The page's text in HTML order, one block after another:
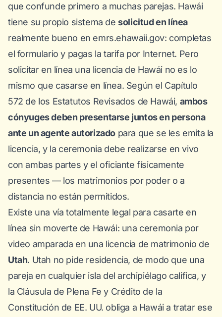
que confunde primero a muchas parejas. Hawái
tiene su propio sistema desolicitud en línea
realmente bueno en emrs.ehawaii.gov: completas
el formulario y pagas la tarifa por Internet. Pero
solicitar en línea una licencia de Hawái no es lo
mismo que casarse en línea. Según el Capítulo
572 de los Estatutos Revisados de Hawái, ambos
cónyuges deben presentarse juntos en persona
ante un agente autorizado para que se les emita la
licencia, y la ceremonia debe realizarse en vivo
con ambas partes y el oficiante físicamente
presentes — los matrimonios por poder o a
distancia no están permitidos.
Existe una vía totalmente legal para casarte en
línea sin moverte de Hawái: una ceremonia por
video amparada en una licencia de matrimonio de
Utah. Utah no pide residencia, de modo que una
pareja en cualquier isla del archipiélago califica, y
la Cláusula de Plena Fe y Crédito de la
Constitución de EE. UU. obliga a Hawái a tratar ese